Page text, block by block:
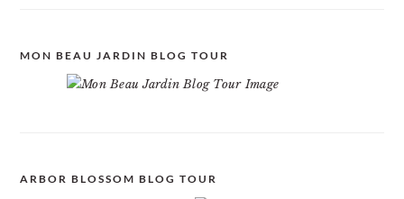
MON BEAU JARDIN BLOG TOUR
ARBOR BLOSSOM BLOG TOUR